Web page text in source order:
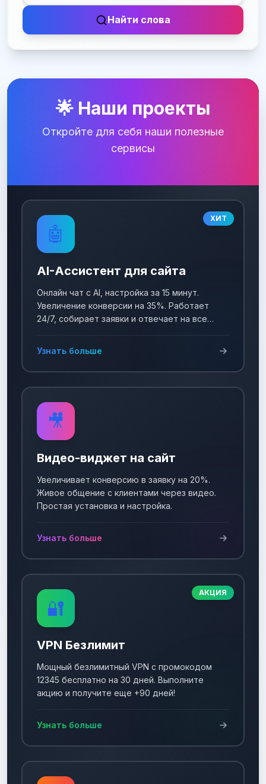
Найти слова
🌟 Наши проекты
Откройте для себя наши полезные
сервисы
ХИТ
🤖
AI-Ассистент для сайта
Онлайн чат с AI, настройка за 15 минут.
Увеличение конверсии на 35%. Работает
24/7, собирает заявки и отвечает на все
Узнать больше
🎥
Видео-виджет на сайт
Увеличивает конверсию в заявку на 20%.
Живое общение с клиентами через видео.
Простая установка и настройка.
Узнать больше
АКЦИЯ
🔐
VPN Безлимит
Мощный безлимитный VPN с промокодом
12345 бесплатно на 30 дней. Выполните
акцию и получите еще +90 дней!
Узнать больше